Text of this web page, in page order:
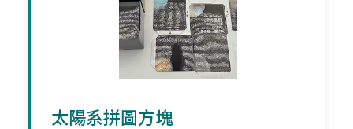
太陽系拼圖方塊